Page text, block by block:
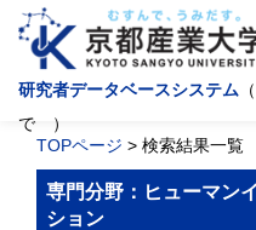
研究者データベースシステム
で ）
TOPページ > 検索結果一覧
専門分野：ヒューマン
ション